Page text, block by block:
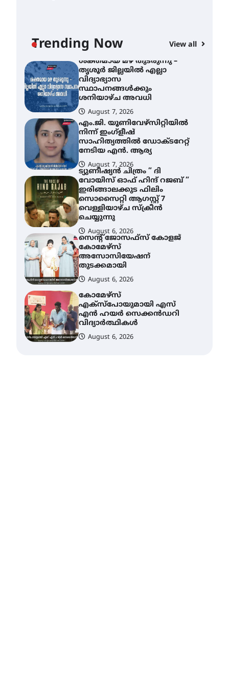
Trending Now View all
സ്ഥാപനങ്ങൾക്കും
ശനിയാഴ്ച അവധി
August 7, 2026
എം.ജി. യൂണിവേഴ്‌സിറ്റിയിൽ
നിന്ന് ഇംഗ്ളീഷ്
സാഹിത്യത്തിൽ ഡോക്ടറേറ്റ്
നേടിയ എൻ. ആര്യ
August 7, 2026
ട്യുണീഷ്യൻ ചിത്രം ” ദി
വോയിസ് ഓഫ് ഹിന്ദ് റജബ് ”
ഇരിങ്ങാലക്കുട ഫിലിം
സൊസൈറ്റി ആഗസ്റ്റ് 7
വെള്ളിയാഴ്ച സ്‌ക്രീൻ
ചെയ്യുന്നു
August 6, 2026
സെന്റ് ജോസഫ്സ് കോളജ്
കോമേഴ്‌സ്
അസോസിയേഷന്
തുടക്കമായി
August 6, 2026
കോമേഴ്സ്
എക്സ്പോയുമായി എസ്
എൻ ഹയർ സെക്കൻഡറി
വിദ്യാർത്ഥികൾ
ശക്തമായ കാറ്റിന് സാധ്യത –
ആഗസ്റ്റ് 12 വരെ മഴ തുടരും,
തൃശൂർ ജില്ലയിൽ മഞ്ഞ
അലർട്ട്